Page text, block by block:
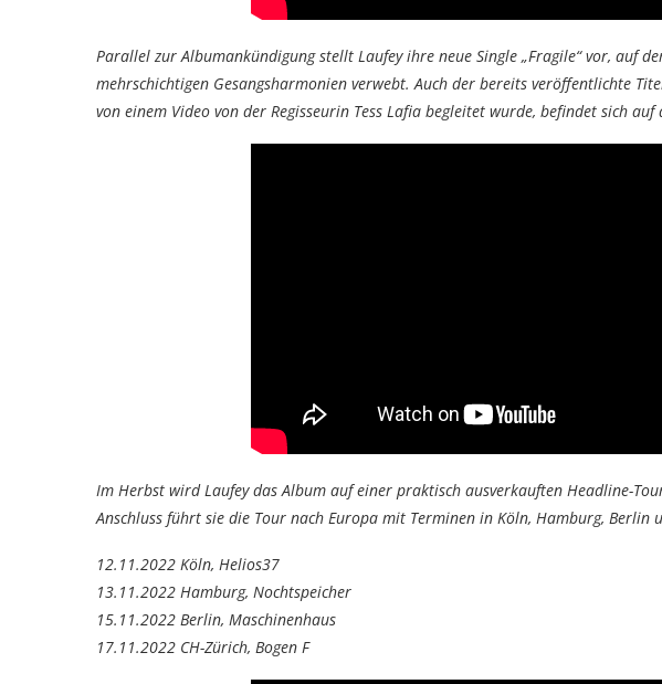
Parallel zur Albumankündigung stellt Laufey ihre neue Single „Fragile“ vor, auf
mehrschichtigen Gesangsharmonien verwebt. Auch der bereits veröffentlichte
von einem Video von der Regisseurin Tess Lafia begleitet wurde, befindet sich auf
Im Herbst wird Laufey das Album auf einer praktisch ausverkauften Headline-
Anschluss führt sie die Tour nach Europa mit Terminen in Köln, Hamburg, Berlin
12.11.2022 Köln, Helios37
13.11.2022 Hamburg, Nochtspeicher
15.11.2022 Berlin, Maschinenhaus
17.11.2022 CH-Zürich, Bogen F